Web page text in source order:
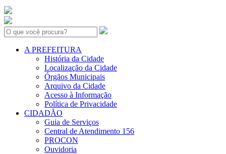
Search:
A PREFEITURA
História da Cidade
Localização da Cidade
Órgãos Municipais
Arquivo da Cidade
Acesso à Informação
Política de Privacidade
CIDADÃO
Guia de Serviços
Central de Atendimento 156
PROCON
Ouvidoria